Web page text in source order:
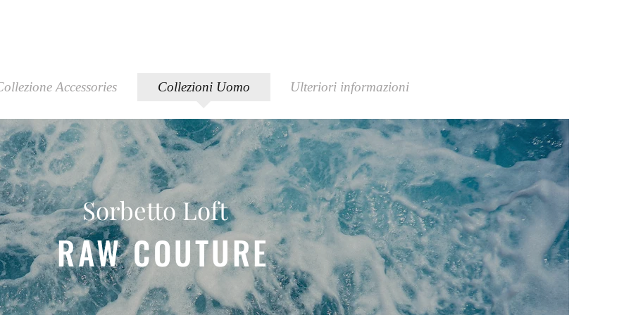
Accessories Collezioni Uomo Ulteriori informazioni
Sorbetto Loft
RAW COUTURE